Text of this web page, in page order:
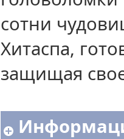
сотни
Хитаспа,
защищая